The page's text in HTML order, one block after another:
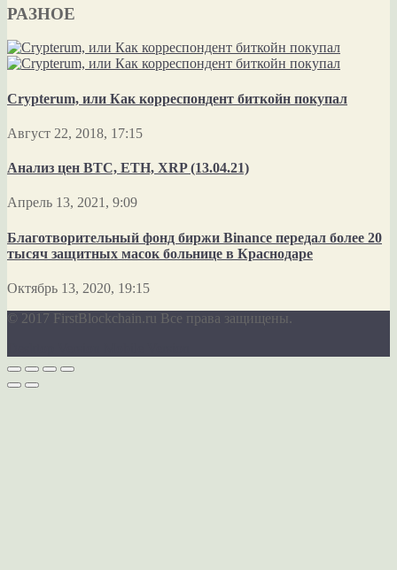
РАЗНОЕ
Crypterum, или Как корреспондент биткойн покупал
Август 22, 2018, 17:15
Анализ цен BTC, ETH, XRP (13.04.21)
Апрель 13, 2021, 9:09
Благотворительный фонд биржи Binance передал более 20
тысяч защитных масок больнице в Краснодаре
Октябрь 13, 2020, 19:15
© 2017 FirstBlockchain.ru Все права защищены.